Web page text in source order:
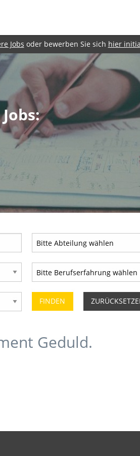
Jobs oder bewerben Sie sich hier
Geduld.